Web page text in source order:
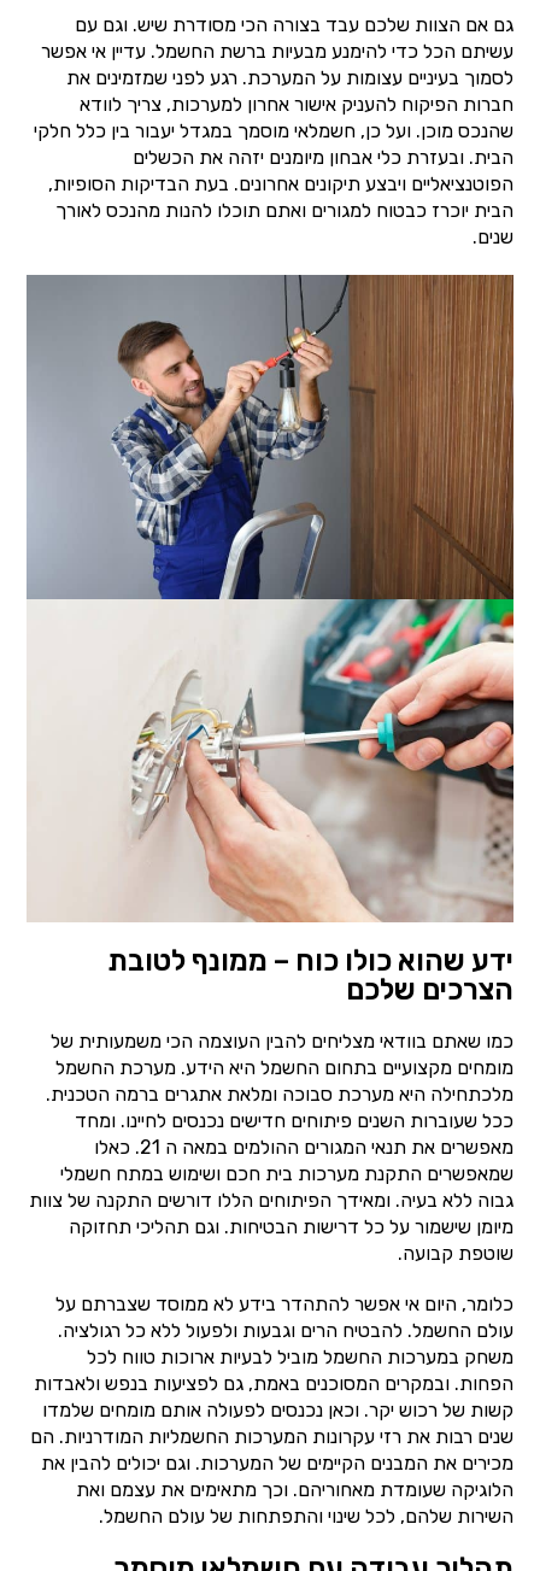
גם אם הצוות שלכם עבד בצורה הכי מסודרת שיש. וגם עם
עשיתם הכל כדי להימנע מבעיות ברשת החשמל. עדיין אי אפשר
לסמוך בעיניים עצומות על המערכת. רגע לפני שמזמינים את
חברות הפיקוח להעניק אישור אחרון למערכות, צריך לוודא
שהנכס מוכן. ועל כן, חשמלאי מוסמך במגדל יעבור בין כלל חלקי
הבית. ובעזרת כלי אבחון מיומנים יזהה את הכשלים
הפוטנציאליים ויבצע תיקונים אחרונים. בעת הבדיקות הסופיות,
הבית יוכרז כבטוח למגורים ואתם תוכלו להנות מהנכס לאורך
שנים.
ידע שהוא כולו כוח – ממונף לטובת
הצרכים שלכם
כמו שאתם בוודאי מצליחים להבין העוצמה הכי משמעותית של
מומחים מקצועיים בתחום החשמל היא הידע. מערכת החשמל
מלכתחילה היא מערכת סבוכה ומלאת אתגרים ברמה הטכנית.
ככל שעוברות השנים פיתוחים חדישים נכנסים לחיינו. ומחד
מאפשרים את תנאי המגורים ההולמים במאה ה 21. כאלו
שמאפשרים התקנת מערכות בית חכם ושימוש במתח חשמלי
גבוה ללא בעיה. ומאידך הפיתוחים הללו דורשים התקנה של צוות
מיומן שישמור על כל דרישות הבטיחות. וגם תהליכי תחזוקה
שוטפת קבועה.
כלומר, היום אי אפשר להתהדר בידע לא ממוסד שצברתם על
עולם החשמל. להבטיח הרים וגבעות ולפעול ללא כל רגולציה.
משחק במערכות החשמל מוביל לבעיות ארוכות טווח לכל
הפחות. ובמקרים המסוכנים באמת, גם לפציעות בנפש ולאבדות
קשות של רכוש יקר. וכאן נכנסים לפעולה אותם מומחים שלמדו
שנים רבות את רזי עקרונות המערכות החשמליות המודרניות. הם
מכירים את המבנים הקיימים של המערכות. וגם יכולים להבין את
הלוגיקה שעומדת מאחוריהם. וכך מתאימים את עצמם ואת
השירות שלהם, לכל שינוי והתפתחות של עולם החשמל.